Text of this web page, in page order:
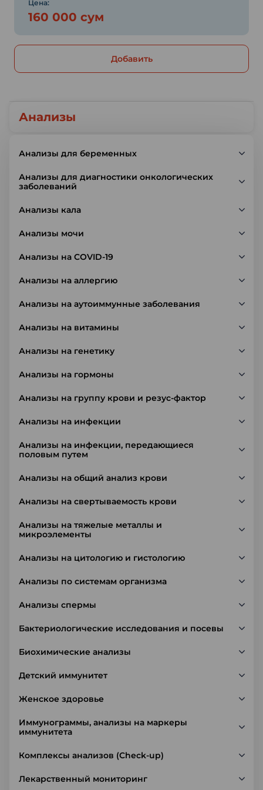
Анализы
Анализы для беременных
Анализы для диагностики онкологических
заболеваний
Анализы кала
Анализы мочи
Анализы на COVID-19
Анализы на аллергию
Анализы на аутоиммунные заболевания
Анализы на витамины
Анализы на генетику
Анализы на гормоны
Анализы на группу крови и резус-фактор
Анализы на инфекции
Анализы на инфекции, передающиеся
половым путем
Анализы на общий анализ крови
Анализы на свертываемость крови
Анализы на тяжелые металлы и
микроэлементы
Анализы на цитологию и гистологию
Анализы по системам организма
Анализы спермы
Бактериологические исследования и посевы
Биохимические анализы
Детский иммунитет
Женское здоровье
Иммунограммы, анализы на маркеры
иммунитета
Комплексы анализов (Check-up)
Лекарственный мониторинг
Цена:
160 000 сум
Добавить